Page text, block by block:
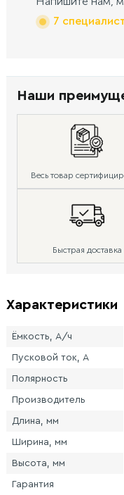
7
Наши
Весь товар
Быстрая доставка
Характеристики
Ёмкость, А/ч
Пусковой ток, А
Полярность
Производитель
Длина, мм
Ширина, мм
Высота, мм
Гарантия